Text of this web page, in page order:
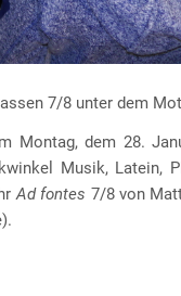
7/8 unter dem
Montag, dem 28.
Musik, Latein,
Ad fontes 7/8 von